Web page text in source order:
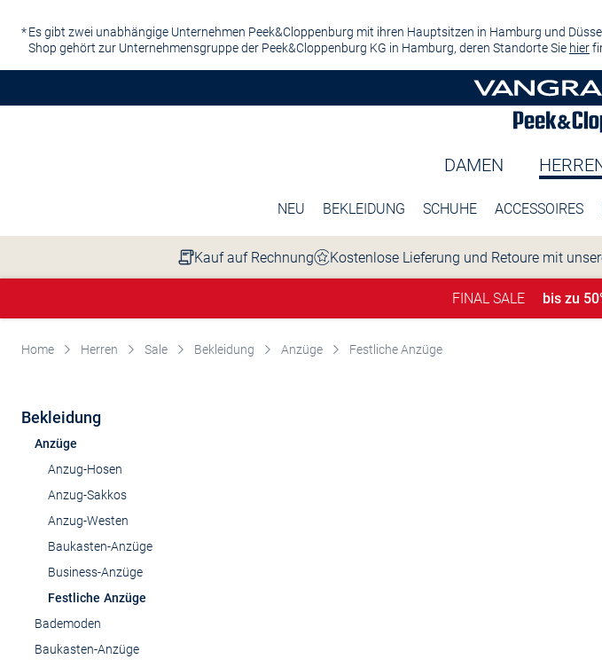
Es gibt zwei unabhängige Unternehmen Peek&Cloppenburg mit ihren Hauptsitzen in Hamburg und
Shop gehört zur Unternehmensgruppe der Peek&Cloppenburg KG in Hamburg, deren Standorte Sie hier
DAMEN
NEU BEKLEIDUNG SCHUHE ACCESSOIRES
Kauf auf Rechnung Kostenlose Lieferung und Retoure mit
FINAL SALE bis zu
Home Herren Sale Bekleidung Anzüge Festliche Anzüge
Bekleidung
Anzüge
Anzug-Hosen
Anzug-Sakkos
Anzug-Westen
Baukasten-Anzüge
Business-Anzüge
Festliche Anzüge
Bademoden
Baukasten-Anzüge